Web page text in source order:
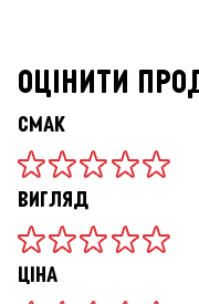
ОЦІНИТИ
СМАК
ВИГЛЯД
ЦІНА